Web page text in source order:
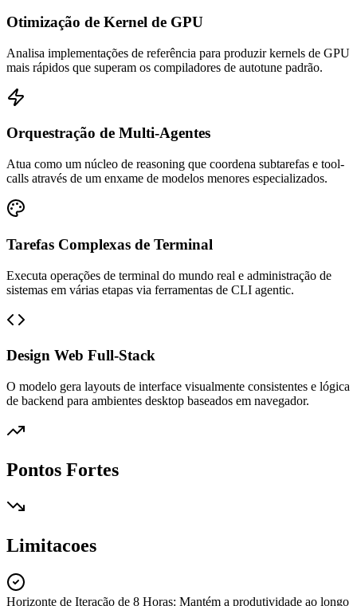
Otimização de Kernel de GPU
Analisa implementações de referência para produzir kernels de GPU
mais rápidos que superam os compiladores de autotune padrão.
Orquestração de Multi-Agentes
Atua como um núcleo de reasoning que coordena subtarefas e tool-
calls através de um enxame de modelos menores especializados.
Tarefas Complexas de Terminal
Executa operações de terminal do mundo real e administração de
sistemas em várias etapas via ferramentas de CLI agentic.
Design Web Full-Stack
O modelo gera layouts de interface visualmente consistentes e lógica
de backend para ambientes desktop baseados em navegador.
Pontos Fortes
Limitacoes
Horizonte de Iteração de 8 Horas: Mantém a produtividade ao longo